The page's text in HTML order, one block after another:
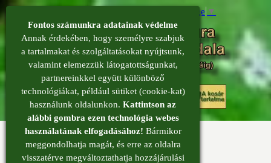
Select Language ▼
menü
Tömjén erős kúra
Tömjén
Fontos számunkra adatainak védelme
Annak érdekében, hogy személyre szabjuk
a tartalmakat és szolgáltatásokat nyújtsunk,
valamint elemezzük látogatottságunkat,
partnereinkkel együtt különböző
technológiákat, például sütiket (cookie-kat)
használunk oldalunkon. Kattintson az
alábbi gombra ezen technológia webes
használatának elfogadásához! Bármikor
meggondolhatja magát, és erre az oldalra
visszatérve megváltoztathatja hozzájárulási